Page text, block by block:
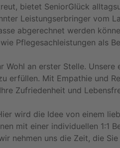
bietet SeniorGlück
Leistungserbringer vom
abgerechnet werden
Pflegesachleistungen als
Wohl an erster Stelle.
erfüllen. Mit Empathie und
Zufriedenheit und
wird die Idee von einem
mit einer individuellen 1:1
nehmen uns die Zeit, die Sie